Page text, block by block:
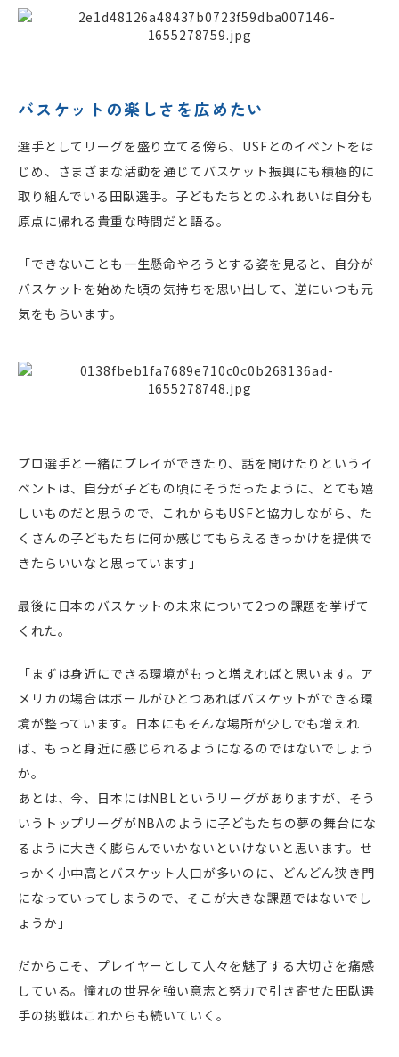
バスケットの楽しさを広めたい
選手としてリーグを盛り立てる傍ら、USFとのイベントをは
じめ、さまざまな活動を通じてバスケット振興にも積極的に
取り組んでいる田臥選手。子どもたちとのふれあいは自分も
原点に帰れる貴重な時間だと語る。
「できないことも一生懸命やろうとする姿を見ると、自分が
バスケットを始めた頃の気持ちを思い出して、逆にいつも元
気をもらいます。
プロ選手と一緒にプレイができたり、話を聞けたりというイ
ベントは、自分が子どもの頃にそうだったように、とても嬉
しいものだと思うので、これからもUSFと協力しながら、た
くさんの子どもたちに何か感じてもらえるきっかけを提供で
きたらいいなと思っています」
最後に日本のバスケットの未来について2つの課題を挙げて
くれた。
「まずは身近にできる環境がもっと増えればと思います。ア
メリカの場合はボールがひとつあればバスケットができる環
境が整っています。日本にもそんな場所が少しでも増えれ
ば、もっと身近に感じられるようになるのではないでしょう
か。
あとは、今、日本にはNBLというリーグがありますが、そう
いうトップリーグがNBAのように子どもたちの夢の舞台にな
るように大きく膨らんでいかないといけないと思います。せ
っかく小中高とバスケット人口が多いのに、どんどん狭き門
になっていってしまうので、そこが大きな課題ではないでし
ょうか」
だからこそ、プレイヤーとして人々を魅了する大切さを痛感
している。憧れの世界を強い意志と努力で引き寄せた田臥選
手の挑戦はこれからも続いていく。